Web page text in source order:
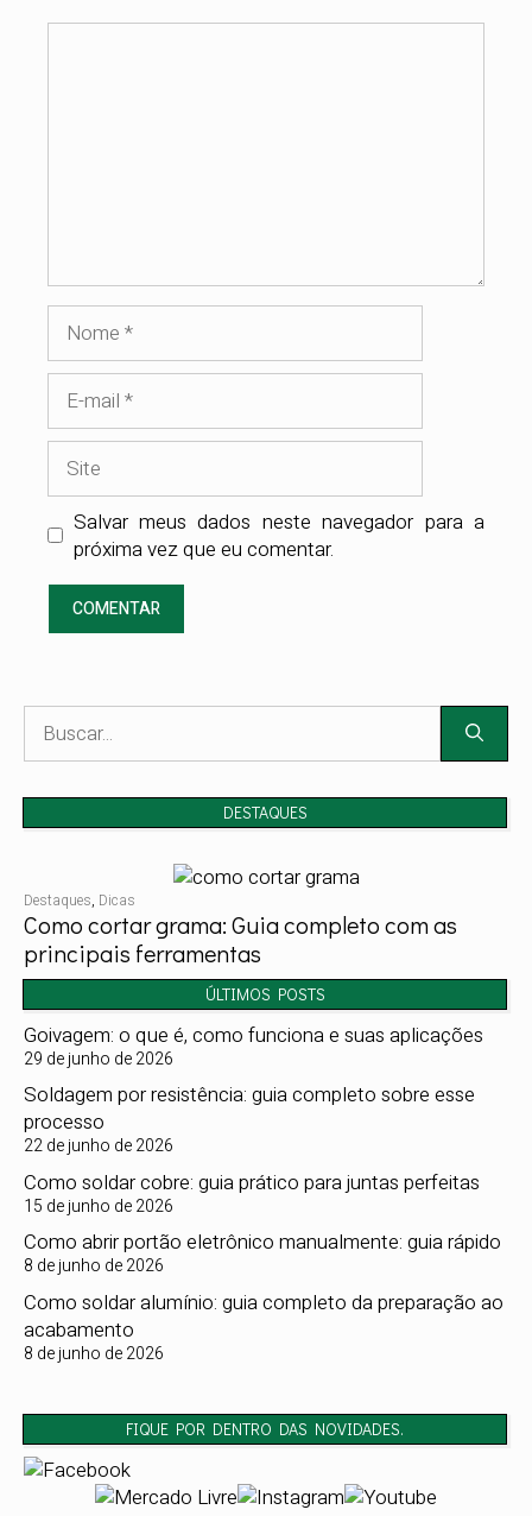
mail
Salvar meus dados neste navegador para a
próxima vez que eu comentar.
por:
DESTAQUES
Como cortar grama: Guia completo com as
principais ferramentas
Destaques, Dicas
ÚLTIMOS POSTS
Goivagem: o que é, como funciona e suas aplicações
29 de junho de 2026
Soldagem por resistência: guia completo sobre esse
processo
22 de junho de 2026
Como soldar cobre: guia prático para juntas perfeitas
15 de junho de 2026
Como abrir portão eletrônico manualmente: guia rápido
8 de junho de 2026
Como soldar alumínio: guia completo da preparação ao
acabamento
8 de junho de 2026
FIQUE POR DENTRO DAS NOVIDADES.